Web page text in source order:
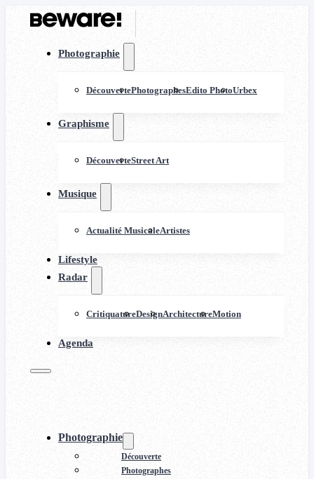
Photographie
DécouvertePhotographesEdito PhotoUrbex
Graphisme
DécouverteStreet Art
Musique
Actualité MusicaleArtistes
Lifestyle
Radar
CritiquatureDesignArchitectureMotion
Agenda
Photographie
Découverte
Photographes